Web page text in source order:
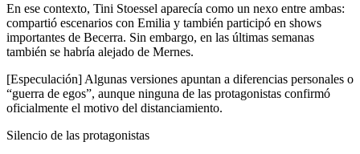
En ese contexto, Tini Stoessel aparecía como un nexo entre ambas:
compartió escenarios con Emilia y también participó en shows
importantes de Becerra. Sin embargo, en las últimas semanas
también se habría alejado de Mernes.
[Especulación] Algunas versiones apuntan a diferencias personales o
“guerra de egos”, aunque ninguna de las protagonistas confirmó
oficialmente el motivo del distanciamiento.
Silencio de las protagonistas